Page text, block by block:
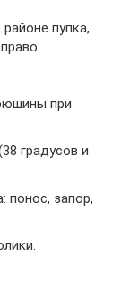
пупка,
при
градусов и
понос, запор,